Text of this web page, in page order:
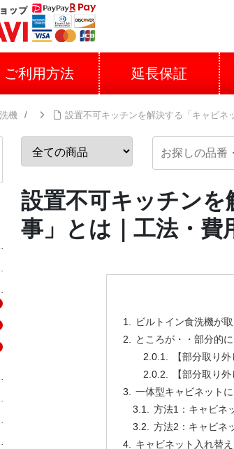
ご利用方法 延長保証
機 設置不可キッチンを解決する「キャビネ
設置不可キッチン
事」とは｜工法・費
ビルトイン食洗機が
ところが・・部分的
【部分取り外
【部分取り外
一体型キャビネット
方法1：キャビネ
方法2：キャビネ
キャビネット入れ替